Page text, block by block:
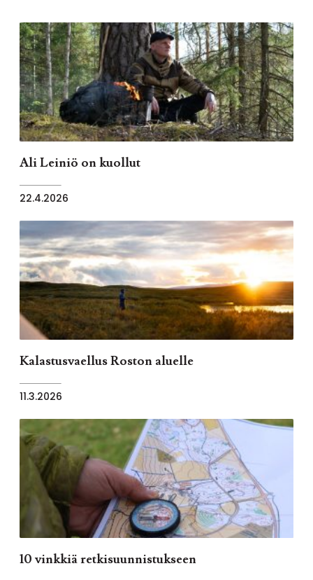
Ali Leiniö on kuollut
22.4.2026
Kalastusvaellus Roston aluelle
11.3.2026
10 vinkkiä retkisuunnistukseen